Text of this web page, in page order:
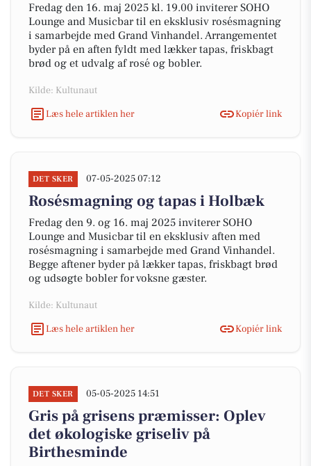
Fredag den 16. maj 2025 kl. 19.00 inviterer SOHO
Lounge and Musicbar til en eksklusiv rosésmagning
i samarbejde med Grand Vinhandel. Arrangementet
byder på en aften fyldt med lækker tapas, friskbagt
brød og et udvalg af rosé og bobler.
Kilde: Kultunaut
Læs hele artiklen her
Kopiér link
DET SKER 07-05-2025 07:12
Rosésmagning og tapas i Holbæk
Fredag den 9. og 16. maj 2025 inviterer SOHO
Lounge and Musicbar til en eksklusiv aften med
rosésmagning i samarbejde med Grand Vinhandel.
Begge aftener byder på lækker tapas, friskbagt brød
og udsøgte bobler for voksne gæster.
Kilde: Kultunaut
Læs hele artiklen her
Kopiér link
DET SKER 05-05-2025 14:51
Gris på grisens præmisser: Oplev
det økologiske griseliv på
Birthesminde